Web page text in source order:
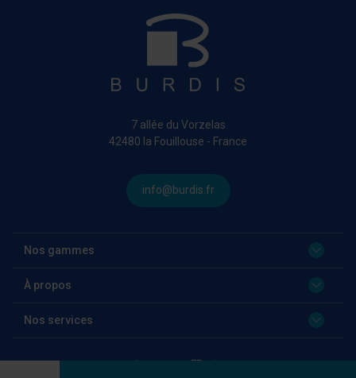
7 allée du Vorzelas
42480 la Fouillouse - France
info@burdis.fr
Nos gammes
À propos
Nos services
Language: FR